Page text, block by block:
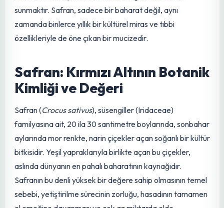
yetiştiriciliğini A'dan Z'ye, her detayıyla ele alacağız.
Amacımız, safran yetiştiriciliği düşünen herkesin aklındaki
soru işaretlerini gidermek ve bu zahmetli ama bir o kadar
sunmaktır. Safran, sadece bir baharat değil, aynı
zamanda binlerce yıllık bir kültürel miras ve tıbbi
özellikleriyle de öne çıkan bir mucizedir.
Safran: Kırmızı Altının Botanik
Kimliği ve Değeri
Safran (Crocus sativus), süsengiller (Iridaceae)
familyasına ait, 20 ila 30 santimetre boylarında, sonbahar
aylarında mor renkte, narin çiçekler açan soğanlı bir kültür